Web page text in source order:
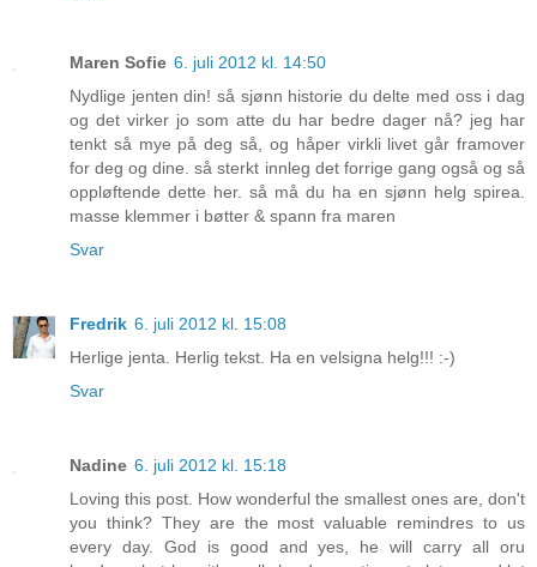
Maren Sofie 6. juli 2012 kl. 14:50
Nydlige jenten din! så sjønn historie du delte med oss i dag
og det virker jo som atte du har bedre dager nå? jeg har
tenkt så mye på deg så, og håper virkli livet går framover
for deg og dine. så sterkt innleg det forrige gang også og så
oppløftende dette her. så må du ha en sjønn helg spirea.
masse klemmer i bøtter & spann fra maren
Svar
Fredrik 6. juli 2012 kl. 15:08
Herlige jenta. Herlig tekst. Ha en velsigna helg!!! :-)
Svar
Nadine 6. juli 2012 kl. 15:18
Loving this post. How wonderful the smallest ones are, don't
you think? They are the most valuable remindres to us
every day. God is good and yes, he will carry all oru